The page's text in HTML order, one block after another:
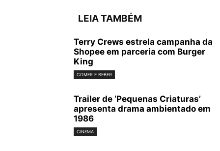
LEIA TAMBÉM
Terry Crews estrela campanha da
Shopee em parceria com Burger
King
COMER E BEBER
Trailer de ‘Pequenas Criaturas’
apresenta drama ambientado em
1986
CINEMA